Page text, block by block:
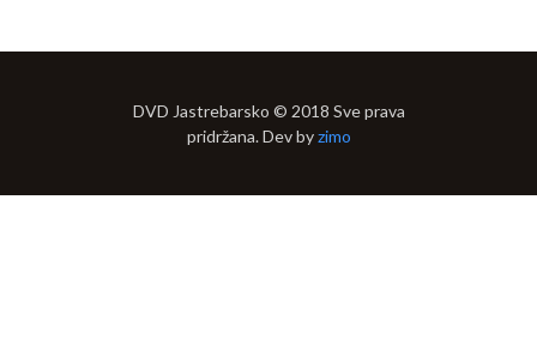
DVD Jastrebarsko © 2018 Sve prava
pridržana. Dev byzimo